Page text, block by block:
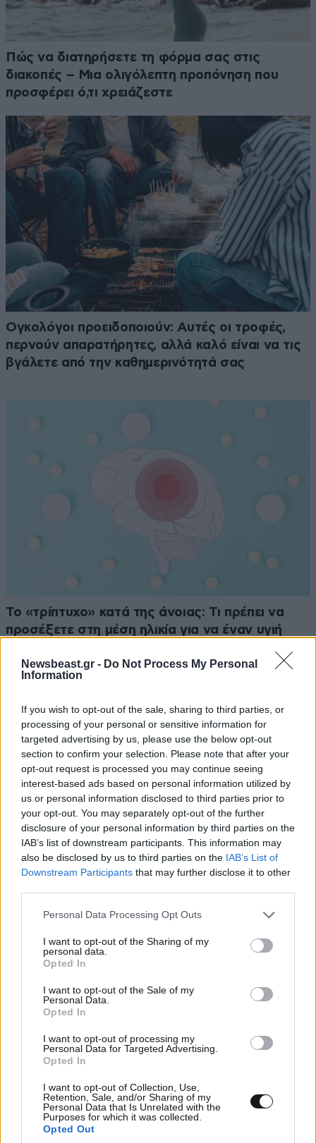
Newsbeast.gr - Do Not Process My Personal
Information
If you wish to opt-out of the sale, sharing to third parties, or
processing of your personal or sensitive information for
targeted advertising by us, please use the below opt-out
section to confirm your selection. Please note that after your
opt-out request is processed you may continue seeing
interest-based ads based on personal information utilized by
us or personal information disclosed to third parties prior to
your opt-out. You may separately opt-out of the further
disclosure of your personal information by third parties on the
IAB’s list of downstream participants. This information may
also be disclosed by us to third parties on the IAB’s List of
Downstream Participants that may further disclose it to other
Please note that this website/app uses one or more Google
not limited to your visit or usage behaviour. You may click to
grant or deny consent to Google and its third-party tags to
use your data for below specified purposes in below Google
consent section.
Personal Data Processing Opt Outs
I want to opt-out of the Sharing of my
personal data.
Opted In
I want to opt-out of the Sale of my
Personal Data.
Opted In
I want to opt-out of processing my
Personal Data for Targeted Advertising.
Opted In
I want to opt-out of Collection, Use,
Retention, Sale, and/or Sharing of my
Personal Data that Is Unrelated with the
Purposes for which it was collected.
Opted Out
Πώς να διατηρήσετε τη φόρμα σας στις
διακοπές – Μια ολιγόλεπτη προπόνηση που
προσφέρει ό,τι χρειάζεστε
Ογκολόγοι προειδοποιούν: Αυτές οι τροφές,
περνούν απαρατήρητες, αλλά καλό είναι να τις
βγάλετε από την καθημερινότητά σας
Το «τρίπτυχο» κατά της άνοιας: Τι πρέπει να
προσέξετε στη μέση ηλικία για να έναν υγιή
και ατομική προστασία